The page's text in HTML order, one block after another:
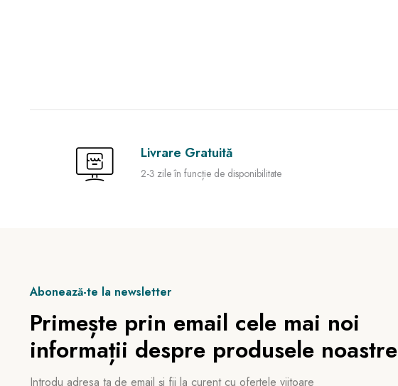
Livrare Gratuită
2-3 zile în funcție de disponibilitate
Abonează-te la newsletter
Primește prin email cele mai noi
informații despre produsele noastre
Introdu adresa ta de email și fii la curent cu ofertele viitoare